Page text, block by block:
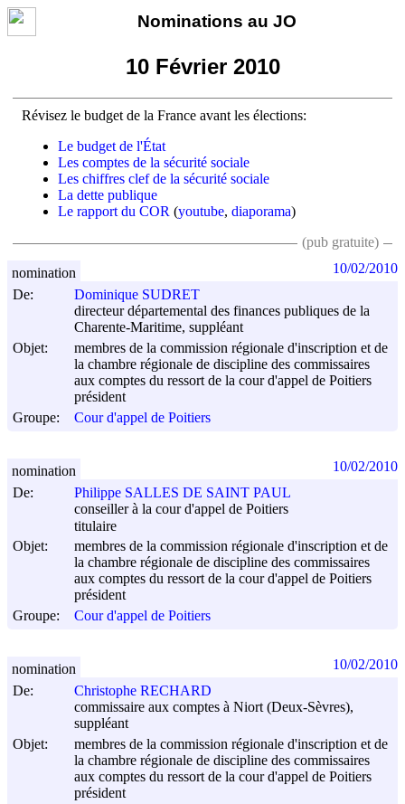
Nominations au JO
10 Février 2010
Révisez le budget de la France avant les élections:
Le budget de l'État
Les comptes de la sécurité sociale
Les chiffres clef de la sécurité sociale
La dette publique
Le rapport du COR (youtube, diaporama)
(pub gratuite)
De:
Dominique SUDRET
directeur départemental des finances publiques de la
Charente-Maritime, suppléant
Objet:
membres de la commission régionale d'inscription et de
la chambre régionale de discipline des commissaires
aux comptes du ressort de la cour d'appel de Poitiers
président
Groupe:
Cour d'appel de Poitiers
nomination 10/02/2010
De:
Philippe SALLES DE SAINT PAUL
conseiller à la cour d'appel de Poitiers
titulaire
Objet:
membres de la commission régionale d'inscription et de
la chambre régionale de discipline des commissaires
aux comptes du ressort de la cour d'appel de Poitiers
président
Groupe:
Cour d'appel de Poitiers
nomination 10/02/2010
De:
Christophe RECHARD
commissaire aux comptes à Niort (Deux-Sèvres),
suppléant
Objet:
membres de la commission régionale d'inscription et de
la chambre régionale de discipline des commissaires
aux comptes du ressort de la cour d'appel de Poitiers
président
nomination 10/02/2010